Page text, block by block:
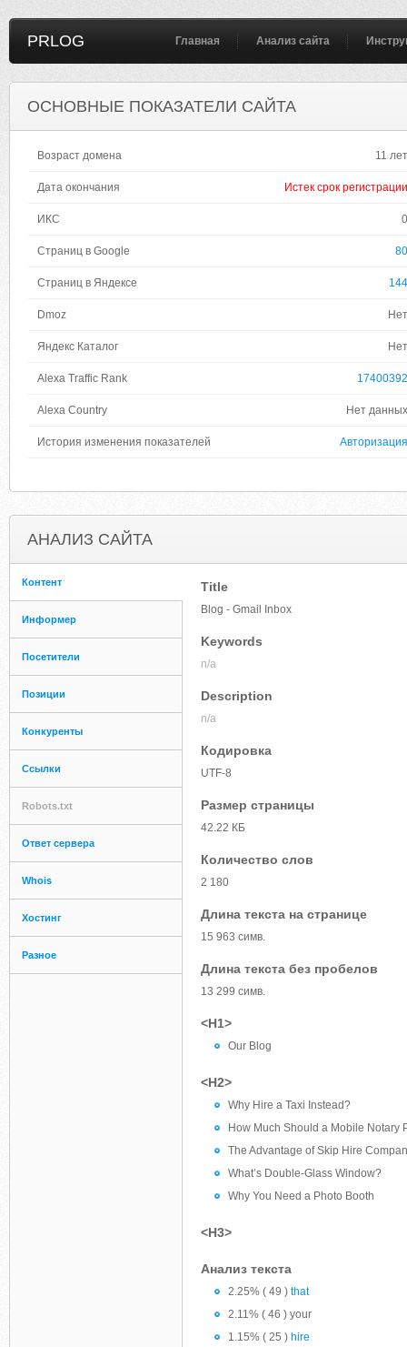
PRLOG Главная Анализ сайта
ОСНОВНЫЕ ПОКАЗАТЕЛИ САЙТА
Возраст домена 11 лет
Дата окончания Истек срок регистрации
ИКС 0
Страниц в Google 80
Страниц в Яндексе 144
Dmoz Нет
Яндекс Каталог Нет
Alexa Traffic Rank 17400392
Alexa Country Нет данных
История изменения показателей Авторизация
АНАЛИЗ САЙТА
Контент
Информер
Посетители
Позиции
Конкуренты
Ссылки
Robots.txt
Ответ сервера
Whois
Хостинг
Разное
Title
Blog - Gmail Inbox
Keywords
n/a
Description
n/a
Кодировка
UTF-8
Размер страницы
42.22 КБ
Количество слов
2 180
Длина текста на странице
15 963 симв.
Длина текста без пробелов
13 299 симв.
<H1>
Our Blog
<H2>
Why Hire a Taxi Instead?
How Much Should a Mobile Notary
The Advantage of Skip Hire
What’s Double-Glass Window?
Why You Need a Photo Booth
<H3>
Анализ текста
2.25% ( 49 ) that
2.11% ( 46 ) your
1.15% ( 25 ) hire